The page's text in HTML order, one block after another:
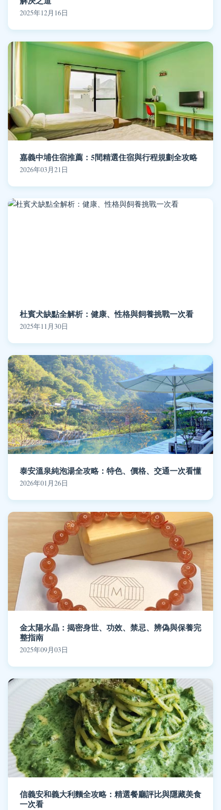
2025年12月16日
嘉義中埔住宿推薦：5間精選住宿與行程規劃全攻略
2026年03月21日
杜賓犬缺點全解析：健康、性格與飼養挑戰一次看
2025年11月30日
泰安溫泉純泡湯全攻略：特色、價格、交通一次看懂
2026年01月26日
金太陽水晶：揭密身世、功效、禁忌、辨偽與保養完
整指南
2025年09月03日
信義安和義大利麵全攻略：精選餐廳評比與隱藏美食
一次看